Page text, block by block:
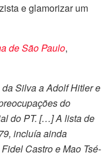
e glamorizar um
de São Paulo,
Silva a Adolf Hitler e
do
do PT. […] A lista de
incluía ainda
Castro e Mao Tsé-